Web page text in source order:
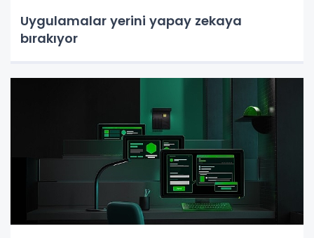
Uygulamalar yerini yapay zekaya
bırakıyor